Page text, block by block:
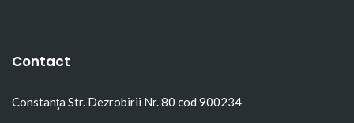
Contact
Constanţa Str. Dezrobirii Nr. 80 cod 900234